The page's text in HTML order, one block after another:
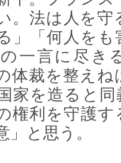
。法は人を
」「何人を
一言に尽き
体裁を整え
家を造ると
権利を守護
と思う。